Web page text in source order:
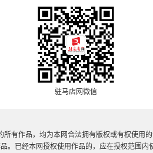
驻马店网微信
所有作品，均为本网合法拥有版权或有权使用
。已经本网授权使用作品的，应在授权范围内